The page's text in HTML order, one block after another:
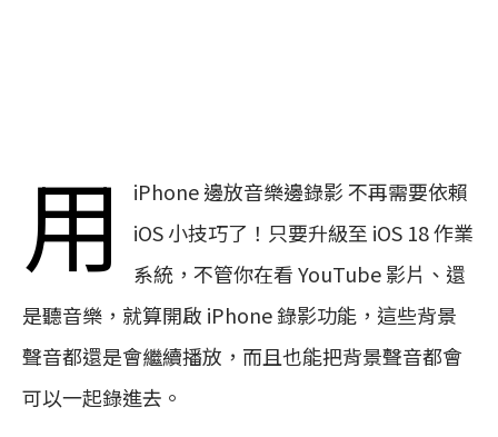
用
iPhone 邊放音樂邊錄影 不再需要依賴
iOS 小技巧了！只要升級至 iOS 18 作業
系統，不管你在看 YouTube 影片、還
是聽音樂，就算開啟 iPhone 錄影功能，這些背景
聲音都還是會繼續播放，而且也能把背景聲音都會
可以一起錄進去。